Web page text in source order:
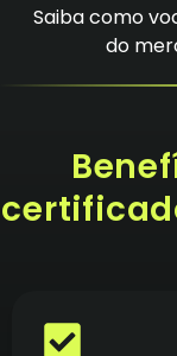
Saiba como
do